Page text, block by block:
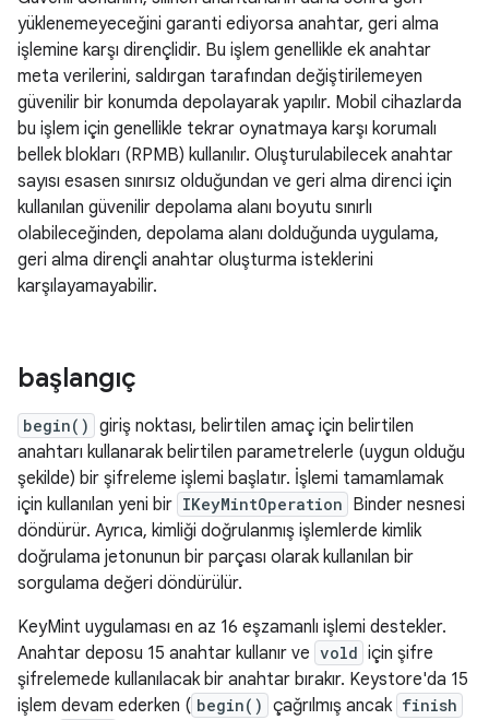
yüklenemeyeceğini garanti ediyorsa anahtar, geri alma
işlemine karşı dirençlidir. Bu işlem genellikle ek anahtar
meta verilerini, saldırgan tarafından değiştirilemeyen
güvenilir bir konumda depolayarak yapılır. Mobil cihazlarda
bu işlem için genellikle tekrar oynatmaya karşı korumalı
bellek blokları (RPMB) kullanılır. Oluşturulabilecek anahtar
sayısı esasen sınırsız olduğundan ve geri alma direnci için
kullanılan güvenilir depolama alanı boyutu sınırlı
olabileceğinden, depolama alanı dolduğunda uygulama,
geri alma dirençli anahtar oluşturma isteklerini
karşılayamayabilir.
başlangıç
begin() giriş noktası, belirtilen amaç için belirtilen
anahtarı kullanarak belirtilen parametrelerle (uygun olduğu
şekilde) bir şifreleme işlemi başlatır. İşlemi tamamlamak
için kullanılan yeni bir IKeyMintOperation Binder nesnesi
döndürür. Ayrıca, kimliği doğrulanmış işlemlerde kimlik
doğrulama jetonunun bir parçası olarak kullanılan bir
sorgulama değeri döndürülür.
KeyMint uygulaması en az 16 eşzamanlı işlemi destekler.
Anahtar deposu 15 anahtar kullanır ve vold için şifre
şifrelemede kullanılacak bir anahtar bırakır. Keystore'da 15
işlem devam ederken ( begin() çağrılmış ancak finish